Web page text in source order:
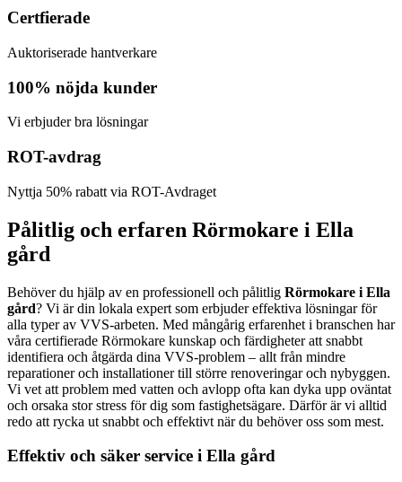
Certfierade
Auktoriserade hantverkare
100% nöjda kunder
Vi erbjuder bra lösningar
ROT-avdrag
Nyttja 50% rabatt via ROT-Avdraget
Pålitlig och erfaren Rörmokare i Ella
gård
Behöver du hjälp av en professionell och pålitlig Rörmokare i Ella
gård? Vi är din lokala expert som erbjuder effektiva lösningar för
alla typer av VVS-arbeten. Med mångårig erfarenhet i branschen har
våra certifierade Rörmokare kunskap och färdigheter att snabbt
identifiera och åtgärda dina VVS-problem – allt från mindre
reparationer och installationer till större renoveringar och nybyggen.
Vi vet att problem med vatten och avlopp ofta kan dyka upp oväntat
och orsaka stor stress för dig som fastighetsägare. Därför är vi alltid
redo att rycka ut snabbt och effektivt när du behöver oss som mest.
Effektiv och säker service i Ella gård